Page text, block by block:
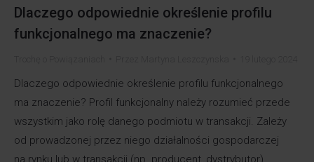
Dlaczego odpowiednie określenie profilu
funkcjonalnego ma znaczenie?
Dlaczego odpowiednie określenie profilu funkcjonalnego
ma znaczenie? Profil funkcjonalny należy rozumieć przede
wszystkim jako rolę danego podmiotu w transakcji. Zależy
od prowadzonej przez niego działalności gospodarczej
na rynku lub w transakcji (np. producent, dystrybutor)